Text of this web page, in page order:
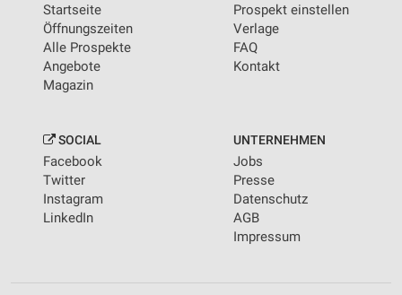
Startseite
Öffnungszeiten
Alle Prospekte
Angebote
Magazin
Prospekt einstellen
Verlage
FAQ
Kontakt
SOCIAL
Facebook
Twitter
Instagram
LinkedIn
UNTERNEHMEN
Jobs
Presse
Datenschutz
AGB
Impressum